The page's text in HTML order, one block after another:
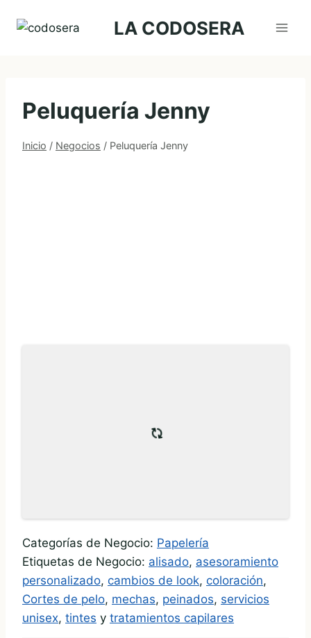
LA CODOSERA
Peluquería Jenny
Inicio / Negocios / Peluquería Jenny
Categorías de Negocio: Papelería
Etiquetas de Negocio: alisado, asesoramiento
personalizado, cambios de look, coloración,
Cortes de pelo, mechas, peinados, servicios
unisex, tintes y tratamientos capilares